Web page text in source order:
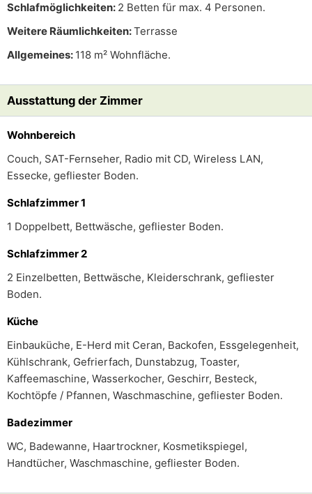
Schlafmöglichkeiten: 2 Betten für max. 4 Personen.
Weitere Räumlichkeiten:Terrasse
Allgemeines: 118 m² Wohnfläche.
Ausstattung der Zimmer
Wohnbereich
Couch, SAT-Fernseher, Radio mit CD, Wireless LAN,
Essecke, gefliester Boden.
Schlafzimmer 1
1 Doppelbett, Bettwäsche, gefliester Boden.
Schlafzimmer 2
2 Einzelbetten, Bettwäsche, Kleiderschrank, gefliester
Boden.
Küche
Einbauküche, E-Herd mit Ceran, Backofen, Essgelegenheit,
Kühlschrank, Gefrierfach, Dunstabzug, Toaster,
Kaffeemaschine, Wasserkocher, Geschirr, Besteck,
Kochtöpfe / Pfannen, Waschmaschine, gefliester Boden.
Badezimmer
WC, Badewanne, Haartrockner, Kosmetikspiegel,
Handtücher, Waschmaschine, gefliester Boden.